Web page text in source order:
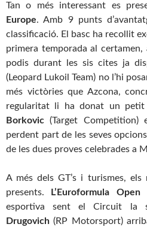
Tan o més interessant es
Europe. Amb 9 punts
classificació. El basc ha recollit
primera temporada al
podis durant les sis cites ja
(Leopard Lukoil Team) no l’hi
més victòries que Azcona,
regularitat li ha donat un petit
Borkovic (Target
perdent part de les seves
de les dues proves celebrades a
A més dels GT’s i turismes, els
presents.
L’Euroformula Open
esportiva sent el Circuit la
Drugovich (RP Motorsport)